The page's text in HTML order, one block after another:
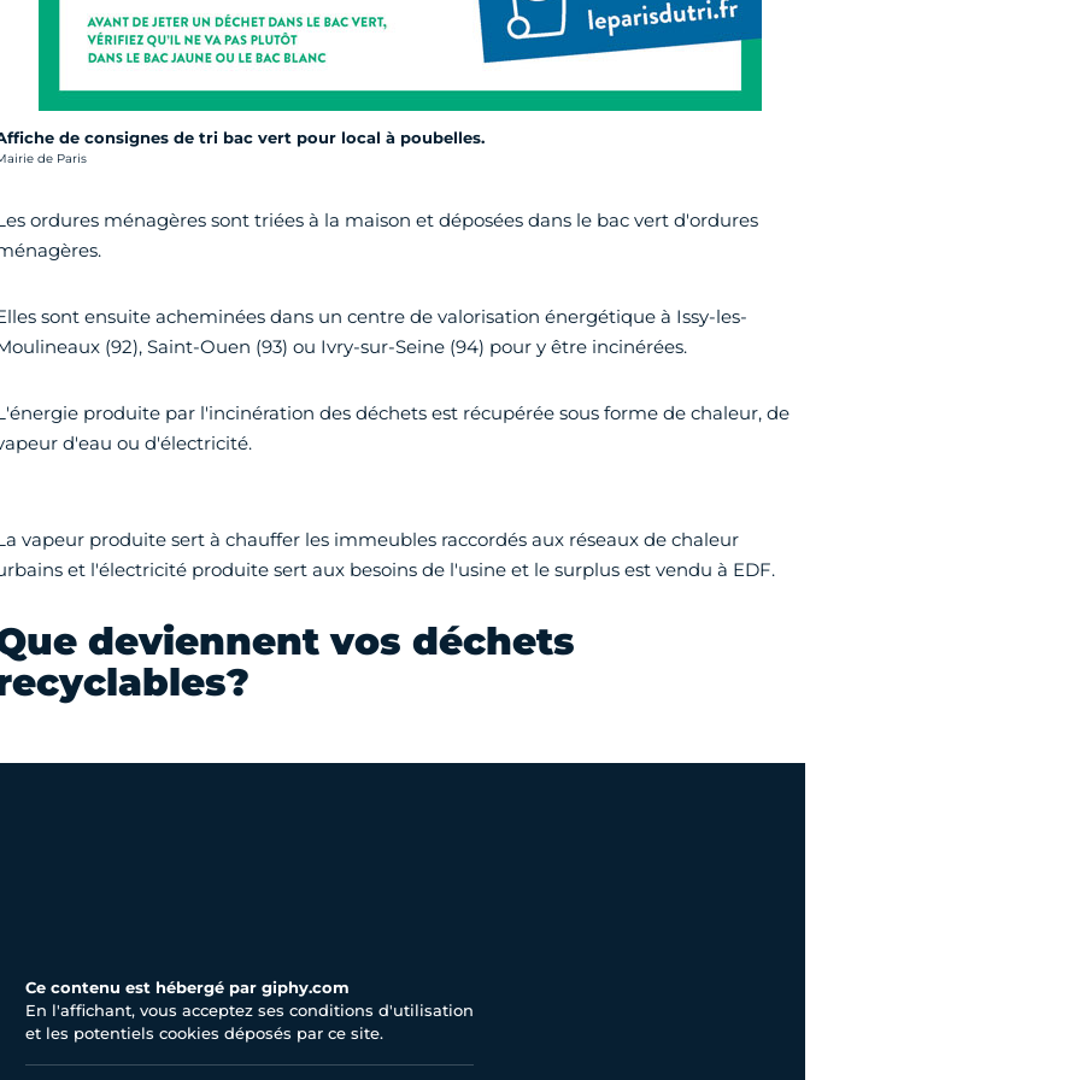
de consignes de tri bac vert pour local à poubelles.
photo :
de Paris
ordures ménagères sont triées à la maison et déposées dans le bac vert d'ordures
sont ensuite acheminées dans un centre de valorisation énergétique à Issy-les-
(92), Saint-Ouen (93) ou Ivry-sur-Seine (94) pour y être incinérées.
produite par l'incinération des déchets est récupérée sous forme de chaleur, de
d'eau ou d'électricité.
vapeur produite sert à chauffer les immeubles raccordés aux réseaux de chaleur
et l'électricité produite sert aux besoins de l'usine et le surplus est vendu à EDF.
deviennent vos déchets
Ce contenu est hébergé par giphy.com
En l'affichant, vous acceptez ses conditions d'utilisation
et les potentiels cookies déposés par ce site.